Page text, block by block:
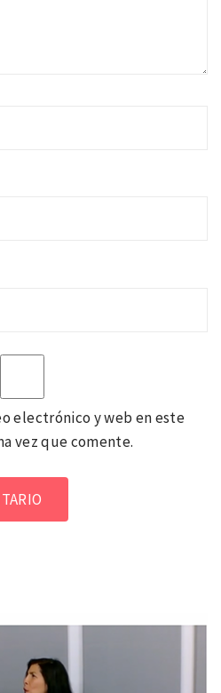
electrónico y web en este
vez que comente.